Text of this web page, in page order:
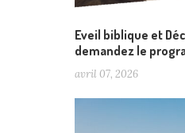
Eveil biblique et
demandez le
avril 07, 2026